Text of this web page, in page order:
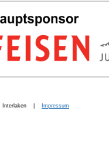
Interlaken | Impressum